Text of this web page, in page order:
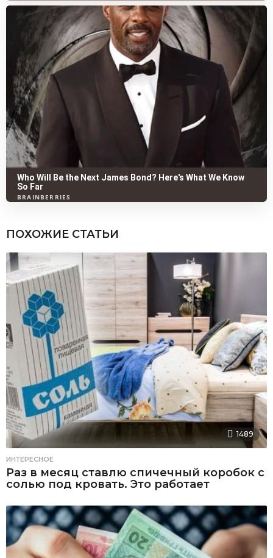
ПОХОЖИЕ СТАТЬИ
1489
ИНТЕРЕСНОЕ
Раз в месяц ставлю спичечный коробок с
солью под кровать. Это работает